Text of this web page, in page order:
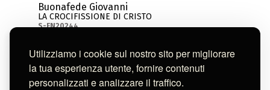
Utilizziamo i cookie sul nostro sito per migliorare
la tua esperienza utente, fornire contenuti
personalizzati e analizzare il traffico.
Buonafede Giovanni
LA CROCIFISSIONE DI CRISTO
S-FN20244